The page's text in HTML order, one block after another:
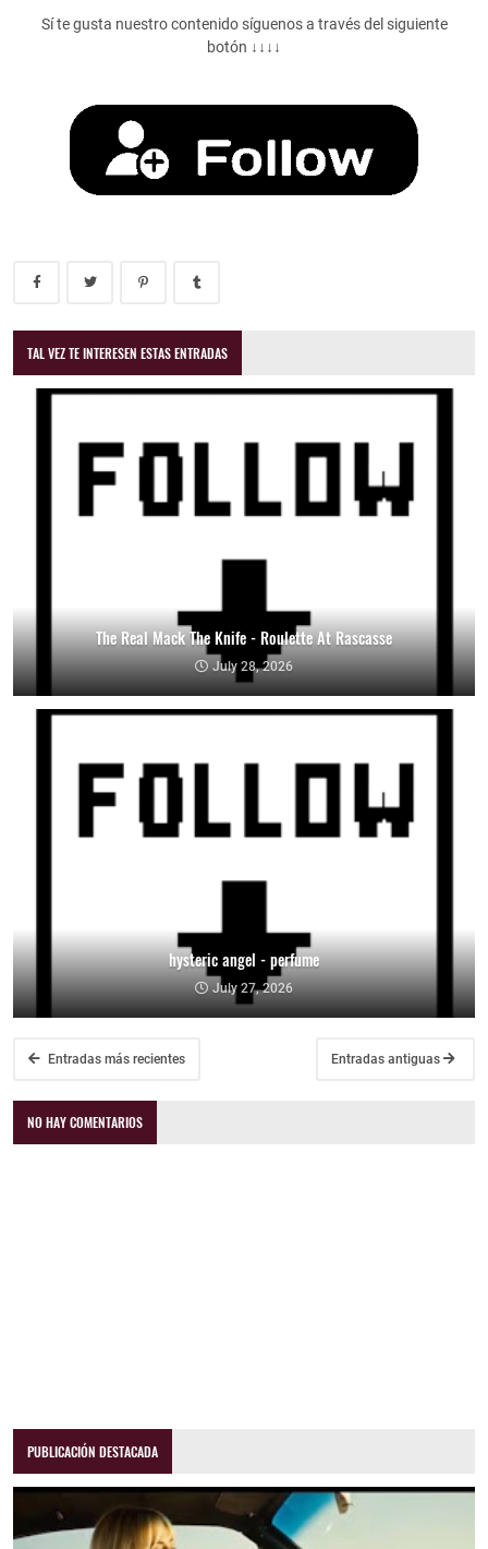
Sí te gusta nuestro contenido síguenos a través del siguiente
botón ↓↓↓↓
TAL VEZ TE INTERESEN ESTAS ENTRADAS
The Real Mack The Knife - Roulette At Rascasse
July 28, 2026
hysteric angel - perfume
July 27, 2026
Entradas más recientes Entradas antiguas
NO HAY COMENTARIOS
PUBLICACIÓN DESTACADA